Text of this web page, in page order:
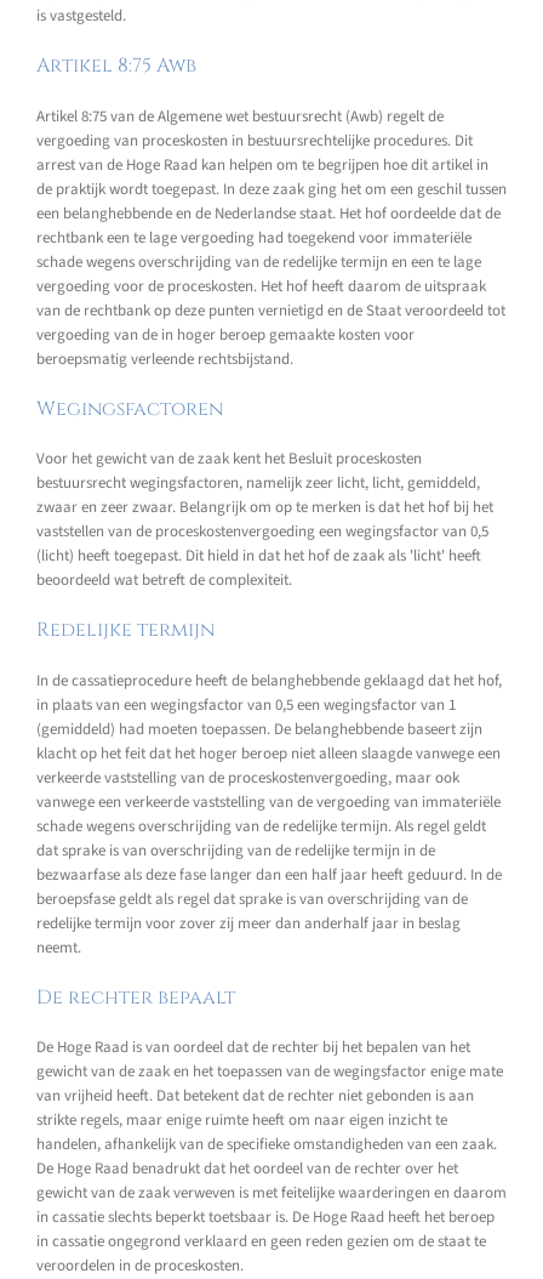
is vastgesteld.
Artikel 8:75 Awb
Artikel 8:75 van de Algemene wet bestuursrecht (Awb) regelt de
vergoeding van proceskosten in bestuursrechtelijke procedures. Dit
arrest van de Hoge Raad kan helpen om te begrijpen hoe dit artikel in
de praktijk wordt toegepast. In deze zaak ging het om een geschil tussen
een belanghebbende en de Nederlandse staat. Het hof oordeelde dat de
rechtbank een te lage vergoeding had toegekend voor immateriële
schade wegens overschrijding van de redelijke termijn en een te lage
vergoeding voor de proceskosten. Het hof heeft daarom de uitspraak
van de rechtbank op deze punten vernietigd en de Staat veroordeeld tot
vergoeding van de in hoger beroep gemaakte kosten voor
beroepsmatig verleende rechtsbijstand.
Wegingsfactoren
Voor het gewicht van de zaak kent het Besluit proceskosten
bestuursrecht wegingsfactoren, namelijk zeer licht, licht, gemiddeld,
zwaar en zeer zwaar. Belangrijk om op te merken is dat het hof bij het
vaststellen van de proceskostenvergoeding een wegingsfactor van 0,5
(licht) heeft toegepast. Dit hield in dat het hof de zaak als 'licht' heeft
beoordeeld wat betreft de complexiteit.
Redelijke termijn
In de cassatieprocedure heeft de belanghebbende geklaagd dat het hof,
in plaats van een wegingsfactor van 0,5 een wegingsfactor van 1
(gemiddeld) had moeten toepassen. De belanghebbende baseert zijn
klacht op het feit dat het hoger beroep niet alleen slaagde vanwege een
verkeerde vaststelling van de proceskostenvergoeding, maar ook
vanwege een verkeerde vaststelling van de vergoeding van immateriële
schade wegens overschrijding van de redelijke termijn. Als regel geldt
dat sprake is van overschrijding van de redelijke termijn in de
bezwaarfase als deze fase langer dan een half jaar heeft geduurd. In de
beroepsfase geldt als regel dat sprake is van overschrijding van de
redelijke termijn voor zover zij meer dan anderhalf jaar in beslag
neemt.
De rechter bepaalt
De Hoge Raad is van oordeel dat de rechter bij het bepalen van het
gewicht van de zaak en het toepassen van de wegingsfactor enige mate
van vrijheid heeft. Dat betekent dat de rechter niet gebonden is aan
strikte regels, maar enige ruimte heeft om naar eigen inzicht te
handelen, afhankelijk van de specifieke omstandigheden van een zaak.
De Hoge Raad benadrukt dat het oordeel van de rechter over het
gewicht van de zaak verweven is met feitelijke waarderingen en daarom
in cassatie slechts beperkt toetsbaar is. De Hoge Raad heeft het beroep
in cassatie ongegrond verklaard en geen reden gezien om de staat te
veroordelen in de proceskosten.